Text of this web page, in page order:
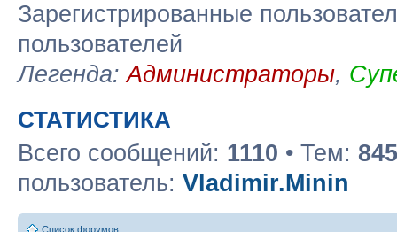
Зарегистрированные
пользователей
Легенда:Администраторы,
СТАТИСТИКА
Всего сообщений: 1110 • Тем: 845
пользователь: Vladimir.Minin
Список форумов